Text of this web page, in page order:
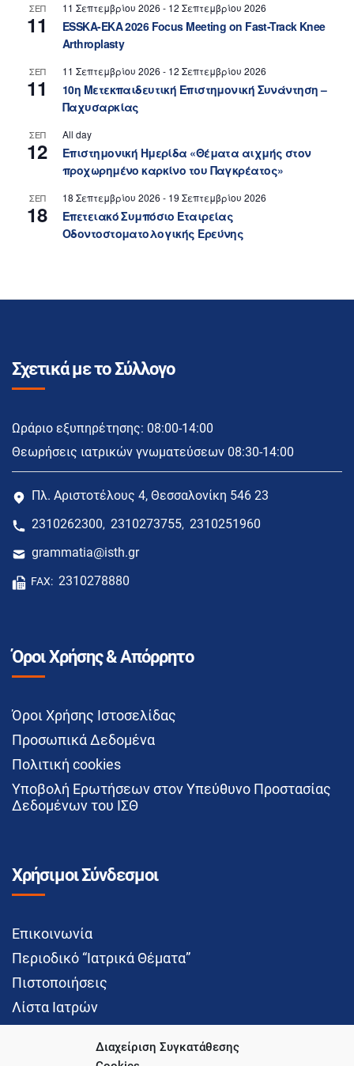
Διαχείριση Συγκατάθεσης
ΣΕΠ
11
11 Σεπτεμβρίου 2026 - 12 Σεπτεμβρίου 2026
ESSKA-EKA 2026 Focus Meeting on Fast-Track Knee
Arthroplasty
ΣΕΠ
11
11 Σεπτεμβρίου 2026 - 12 Σεπτεμβρίου 2026
10η Μετεκπαιδευτική Επιστημονική Συνάντηση –
Παχυσαρκίας
ΣΕΠ
12
All day
Επιστημονική Ημερίδα «Θέματα αιχμής στον
προχωρημένο καρκίνο του Παγκρέατος»
ΣΕΠ
18
18 Σεπτεμβρίου 2026 - 19 Σεπτεμβρίου 2026
Επετειακό Συμπόσιο Εταιρείας
Οδοντοστοματολογικής Ερεύνης
Σχετικά με το Σύλλογο
Ωράριο εξυπηρέτησης: 08:00-14:00
Θεωρήσεις ιατρικών γνωματεύσεων 08:30-14:00
Πλ. Αριστοτέλους 4, Θεσσαλονίκη 546 23
2310262300, 2310273755, 2310251960
grammatia@isth.gr
FAX: 2310278880
Όροι Χρήσης & Απόρρητο
Όροι Χρήσης Ιστοσελίδας
Προσωπικά Δεδομένα
Πολιτική cookies
Υποβολή Ερωτήσεων στον Υπεύθυνο Προστασίας
Δεδομένων του ΙΣΘ
Χρήσιμοι Σύνδεσμοι
Επικοινωνία
Περιοδικό “Ιατρικά Θέματα”
Πιστοποιήσεις
Λίστα Ιατρών